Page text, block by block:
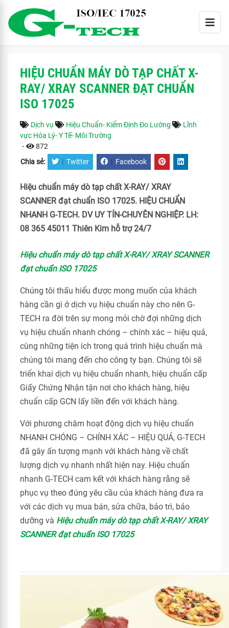
HIỆU CHUẨN MÁY DÒ TẠP CHẤT X-
RAY/ XRAY SCANNER ĐẠT CHUẨN
ISO 17025
Dịch vụ Hiệu Chuẩn- Kiểm Định Đo Lường
Lĩnh
vực Hóa Lý- Y Tế- Môi Trường
-
872
Chia sẻ: | Twitter | Facebook
Hiệu chuẩn máy dò tạp chất X-RAY/ XRAY
SCANNER đạt chuẩn ISO 17025. HIỆU CHUẨN
NHANH G-TECH. DV UY TÍN-CHUYÊN NGHIỆP. LH:
08 365 45011 Thiên Kim hỗ trợ 24/7
Hiệu chuẩn máy dò tạp chất X-RAY/ XRAY SCANNER
đạt chuẩn ISO 17025
Chúng tôi thấu hiểu được mong muốn của khách
hàng cần gì ở dịch vụ hiệu chuẩn này cho nên G-
TECH ra đời trên sự mong mỏi chờ đợi những dịch
vụ hiệu chuẩn nhanh chóng – chính xác – hiệu quả,
cùng những tiện ích trong quá trình hiệu chuẩn mà
chúng tôi mang đến cho công ty bạn. Chúng tôi sẽ
triển khai dịch vụ hiệu chuẩn nhanh, hiệu chuẩn cấp
Giấy Chứng Nhận tận nơi cho khách hàng, hiệu
chuẩn cấp GCN lấy liền đến với khách hàng.
Với phương châm hoạt động dịch vụ hiệu chuẩn
NHANH CHÓNG – CHÍNH XÁC – HIỆU QUẢ, G-TECH
đã gây ấn tượng mạnh với khách hàng về chất
lượng dịch vụ nhanh nhất hiện nay. Hiệu chuẩn
nhanh G-TECH cam kết với khách hàng rằng sẽ
phục vụ theo đúng yêu cầu của khách hàng đưa ra
với các dịch vụ mua bán, sửa chữa, bảo trì, bảo
dưỡng và Hiệu chuẩn máy dò tạp chất X-RAY/ XRAY
SCANNER đạt chuẩn ISO 17025